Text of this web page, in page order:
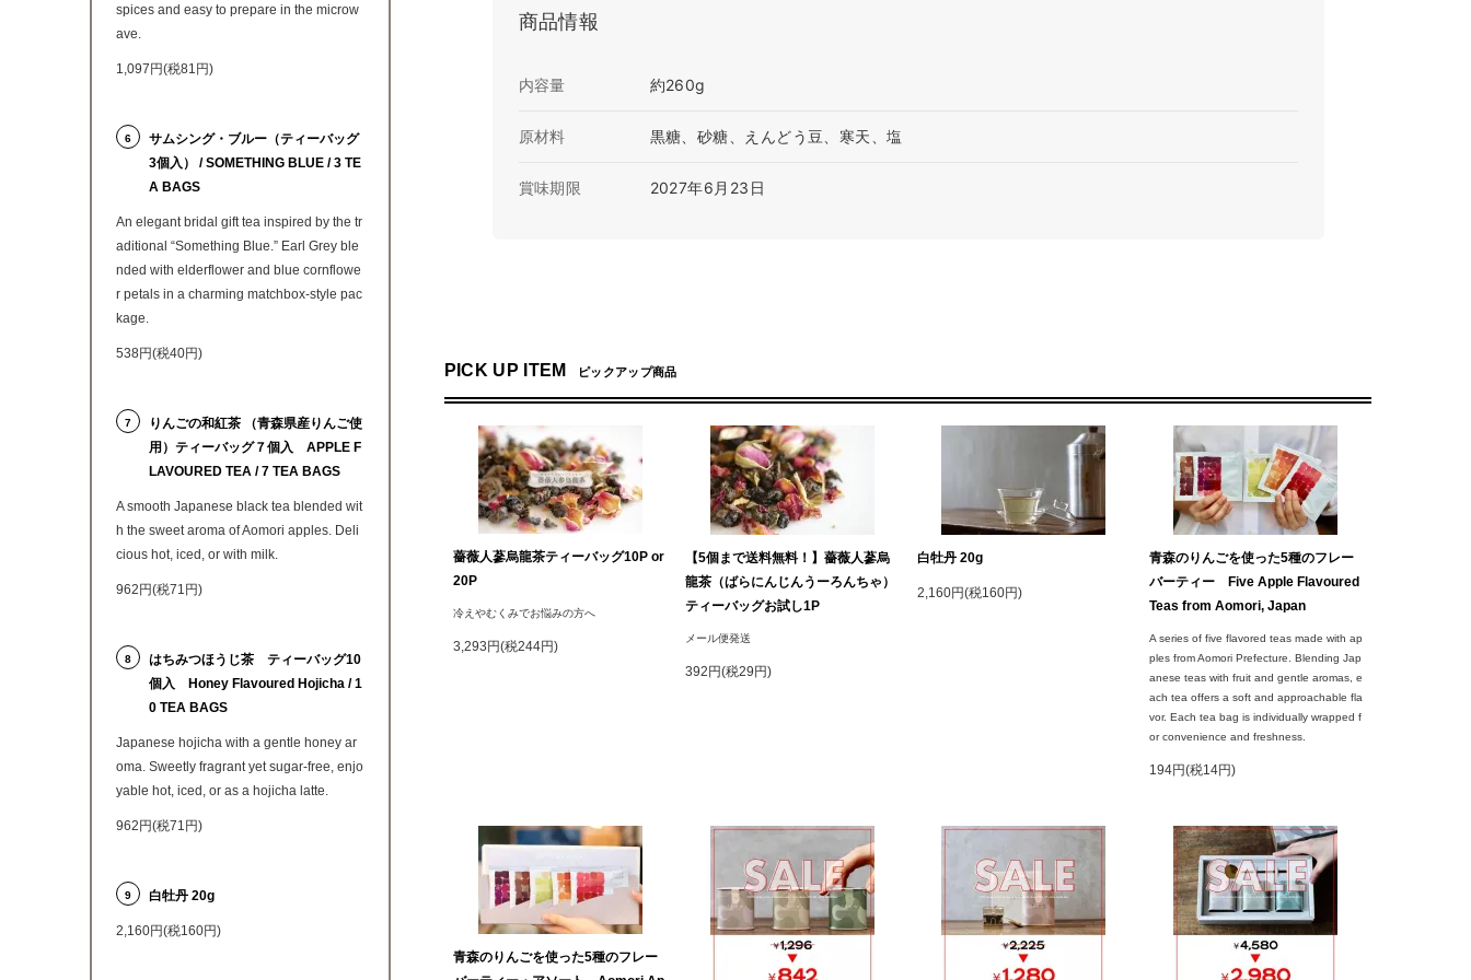
商品情報
内容量 約260g
原材料 黒糖、砂糖、えんどう豆、寒天、塩
賞味期限 2027年6月23日
PICK UP ITEM ピックアップ商品
薔薇人蔘烏龍茶ティーバッグ10P or
20P
冷えやむくみでお悩みの方へ
3,293円(税244円)
【5個まで送料無料！】薔薇人蔘烏
龍茶（ばらにんじんうーろんちゃ）
ティーバッグお試し1P
メール便発送
392円(税29円)
白牡丹 20g
2,160円(税160円)
青森のりんごを使った5種のフレー
バーティー Five Apple Flavoured
Teas from Aomori, Japan
A series of five flavored teas made with ap
ples from Aomori Prefecture. Blending Jap
anese teas with fruit and gentle aromas, e
ach tea offers a soft and approachable fla
vor. Each tea bag is individually wrapped f
or convenience and freshness.
194円(税14円)
青森のりんごを使った5種のフレー
spices and easy to prepare in the microw
ave.
1,097円(税81円)
6
サムシング・ブルー（ティーバッグ
3個入） / SOMETHING BLUE / 3 TE
A BAGS
An elegant bridal gift tea inspired by the tr
aditional “Something Blue.” Earl Grey ble
nded with elderflower and blue cornflowe
r petals in a charming matchbox-style pac
kage.
538円(税40円)
7
りんごの和紅茶 （青森県産りんご使
用）ティーバッグ７個入 APPLE F
LAVOURED TEA / 7 TEA BAGS
A smooth Japanese black tea blended wit
h the sweet aroma of Aomori apples. Deli
cious hot, iced, or with milk.
962円(税71円)
8
はちみつほうじ茶 ティーバッグ10
個入 Honey Flavoured Hojicha / 1
0 TEA BAGS
Japanese hojicha with a gentle honey ar
oma. Sweetly fragrant yet sugar-free, enjo
yable hot, iced, or as a hojicha latte.
962円(税71円)
9 白牡丹 20g
2,160円(税160円)